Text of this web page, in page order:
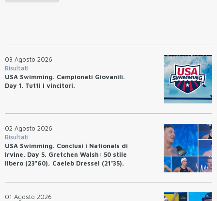
03 Agosto 2026
Risultati
USA Swimming. Campionati Giovanili.
Day 1. Tutti i vincitori.
02 Agosto 2026
Risultati
USA Swimming. Conclusi i Nationals di
Irvine. Day 5. Gretchen Walsh: 50 stile
libero (23"60), Caeleb Dressel (21"35).
01 Agosto 2026